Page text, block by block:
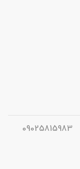
09025815983